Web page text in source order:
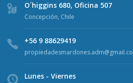
O´higgins 680, Oficina 507
Concepción, Chile
+56 9 88629419
Lunes - Viernes